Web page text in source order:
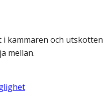
i kammaren och utskotten
mellan.